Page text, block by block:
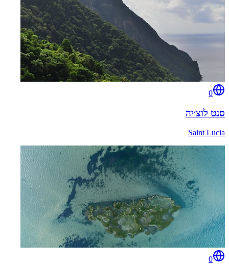
0
סנט לוצ׳יה
Saint Lucia
0